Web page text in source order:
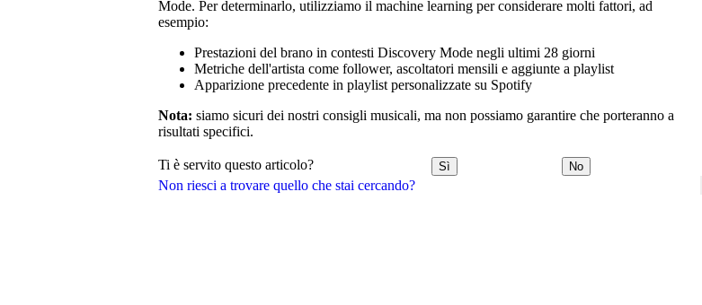
Non riesci a trovare quello che stai cercando?
Mode. Per determinarlo, utilizziamo il machine learning per considerare molti fattori, ad
esempio:
Prestazioni del brano in contesti Discovery Mode negli ultimi 28 giorni
Metriche dell'artista come follower, ascoltatori mensili e aggiunte a playlist
Apparizione precedente in playlist personalizzate su Spotify
Nota: siamo sicuri dei nostri consigli musicali, ma non possiamo garantire che porteranno a
risultati specifici.
Ti è servito questo articolo? Sì No